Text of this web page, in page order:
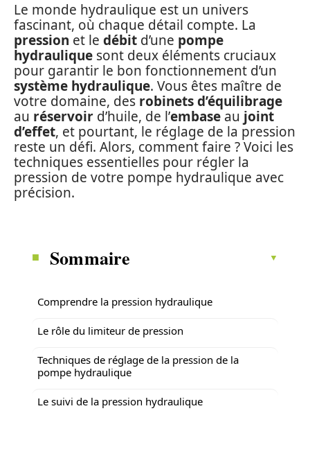
Le monde hydraulique est un univers
fascinant, où chaque détail compte. La
pression et le débit d’une pompe
hydraulique sont deux éléments cruciaux
pour garantir le bon fonctionnement d’un
système hydraulique. Vous êtes maître de
votre domaine, des robinets d’équilibrage
au réservoir d’huile, de l’embase au joint
d’effet, et pourtant, le réglage de la pression
reste un défi. Alors, comment faire ? Voici les
techniques essentielles pour régler la
pression de votre pompe hydraulique avec
précision.
Sommaire
Comprendre la pression hydraulique
Le rôle du limiteur de pression
Techniques de réglage de la pression de la
pompe hydraulique
Le suivi de la pression hydraulique